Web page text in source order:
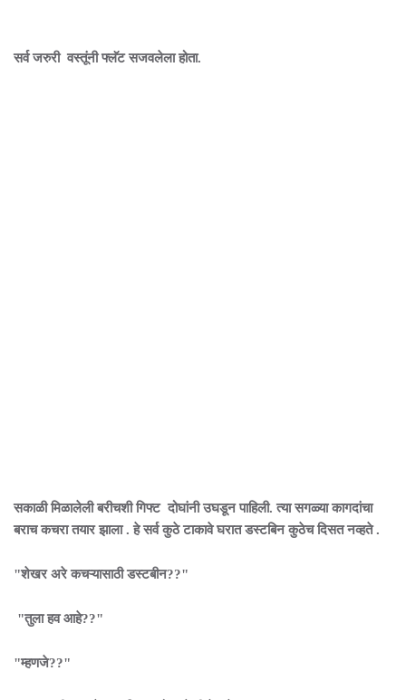
सर्व जरुरी वस्तूंनी फ्लॅट सजवलेला होता.
सकाळी मिळालेली बरीचशी गिफ्ट दोघांनी उघडून पाहिली. त्या सगळ्या कागदांचा
बराच कचरा तयार झाला . हे सर्व कुठे टाकावे घरात डस्टबिन कुठेच दिसत नव्हते .
"शेखर अरे कचऱ्यासाठी डस्टबीन??"
"तुला हव आहे??"
"म्हणजे??"